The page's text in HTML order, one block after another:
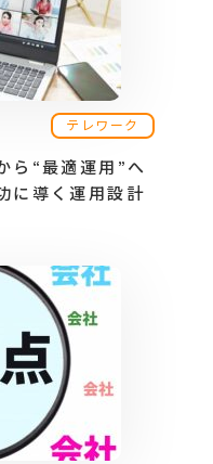
テレワーク
ら“最適運用”へ
に導く運用設計